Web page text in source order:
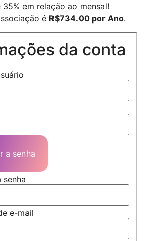
em relação ao mensal!
é R$734.00 por Ano.
da conta
a senha
senha
e-mail